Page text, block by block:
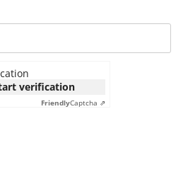
verification
FriendlyCaptcha ⇗